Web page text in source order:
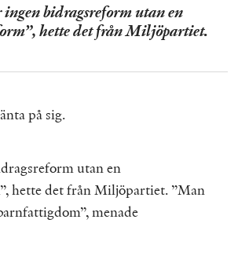
ingen bidragsreform utan en
hette det från Miljöpartiet.
på sig.
utan en
hette det från Miljöpartiet. ”Man
menade